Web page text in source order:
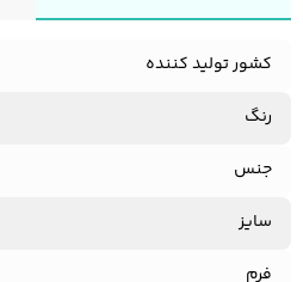
کشور تولید کننده
رنگ
جنس
سایز
فرم